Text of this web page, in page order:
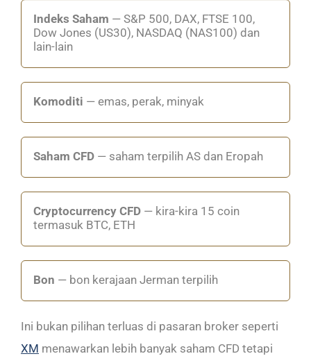
Indeks Saham — S&P 500, DAX, FTSE 100,
Dow Jones (US30), NASDAQ (NAS100) dan
lain-lain
Komoditi — emas, perak, minyak
Saham CFD— saham terpilih AS dan Eropah
Cryptocurrency CFD— kira-kira 15 coin
termasuk BTC, ETH
Bon — bon kerajaan Jerman terpilih
Ini bukan pilihan terluas di pasaran broker seperti
XM menawarkan lebih banyak saham CFD tetapi